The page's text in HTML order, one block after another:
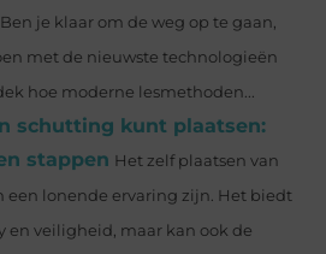
Ben je klaar om de weg op te gaan,
met de nieuwste technologieën
hoe moderne lesmethoden...
schutting kunt plaatsen:
stappen Het zelf plaatsen van
een lonende ervaring zijn. Het biedt
en veiligheid, maar kan ook de